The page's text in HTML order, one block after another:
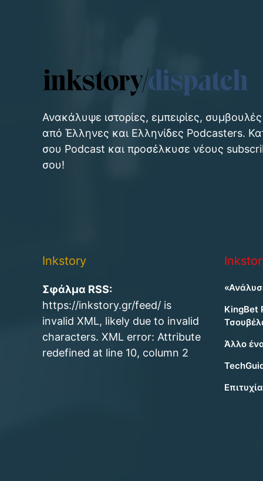
Ανακάλυψε ιστορίες, εμπειρίες,
από Έλληνες και Ελληνίδες Podcasters.
σου Podcast και προσέλκυσε νέους
σου!
Inkstory
Σφάλμα RSS:
https://inkstory.gr/feed/ is
invalid XML, likely due to invalid
characters. XML error: Attribute
redefined at line 10, column 2
KingBet
Άλλο